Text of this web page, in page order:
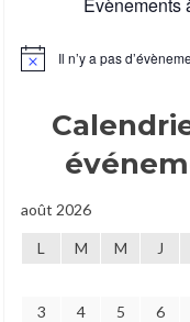
Notice Il n’y a pas
août 2026
L M M J
3
4 5 6